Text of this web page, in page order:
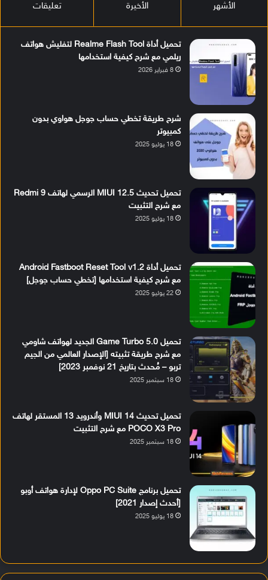
الأشهر الأخيرة تعليقات
تحميل أداة Realme Flash Tool لتفليش هواتف
ريلمي مع شرح كيفية استخدامها
8 فبراير 2026
شرح طريقة تخطي حساب جوجل هواوي بدون
كمبيوتر
18 يوليو 2025
تحميل تحديث MIUI 12.5 الرسمي لهاتف Redmi 9
مع شرح التثبيت
18 يوليو 2025
تحميل أداة Android Fastboot Reset Tool v1.2
مع شرح كيفية استخدامها [تخطي حساب جوجل]
22 يوليو 2025
تحميل Game Turbo 5.0 الجديد لهواتف شاومي
مع شرح طريقة تثبيته [الإصدار العالمي من الجيم
تربو – مُحدث بتاريخ 21 نوفمبر 2023]
18 سبتمبر 2025
تحميل تحديث MIUI 14 وأندرويد 13 المستقر لهاتف
POCO X3 Pro مع شرح التثبيت
18 سبتمبر 2025
تحميل برنامج Oppo PC Suite لإدارة هواتف أوبو
[أحدث إصدار 2021]
18 يوليو 2025